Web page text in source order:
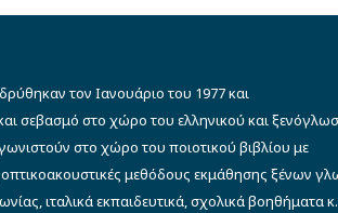
τον Ιανουάριο του 1977 και
σεβασμό στο χώρο του ελληνικού και
στο χώρο του ποιοτικού βιβλίου με
οπτικοακουστικές μεθόδους εκμάθησης ξένων
ιταλικά εκπαιδευτικά, σχολικά βοηθήματα